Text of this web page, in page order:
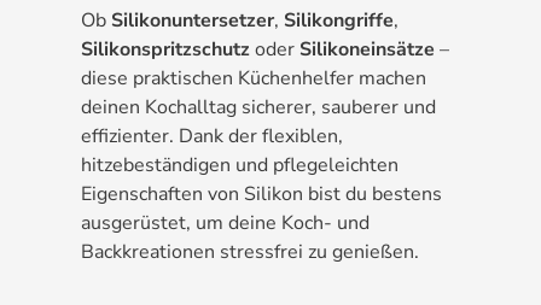
Ob Silikonuntersetzer, Silikongriffe,
Silikonspritzschutzoder Silikoneinsätze –
diese praktischen Küchenhelfer machen
deinen Kochalltag sicherer, sauberer und
effizienter. Dank der flexiblen,
hitzebeständigen und pflegeleichten
Eigenschaften von Silikon bist du bestens
ausgerüstet, um deine Koch- und
Backkreationen stressfrei zu genießen.